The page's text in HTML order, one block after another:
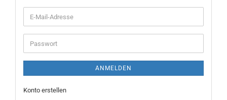
E-
Mail-
Adresse
Passwort
ANMELDEN
Konto erstellen